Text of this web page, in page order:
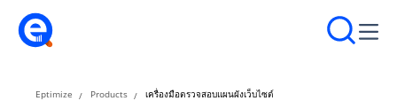
Eptimize Products เครื่องมือตรวจสอบแผนผังเว็บไซต์